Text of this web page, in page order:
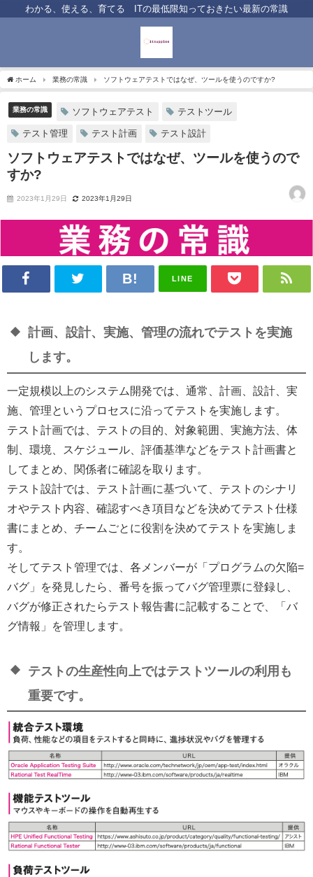
わかる、使える、育てる ITの最低限知っておきたい最新の常識
ホーム 業務の常識 ソフトウェアテストではなぜ、ツールを使うのですか?
業務の常識 ソフトウェアテスト テストツール
テスト管理 テスト計画 テスト設計
ソフトウェアテストではなぜ、ツールを使うので
すか?
2023年1月29日 2023年1月29日
LINE
計画、設計、実施、管理の流れでテストを実施
します。
一定規模以上のシステム開発では、通常、計画、設計、実
施、管理というプロセスに沿ってテストを実施します。
テスト計画では、テストの目的、対象範囲、実施方法、体
制、環境、スケジュール、評価基準などをテスト計画書と
してまとめ、関係者に確認を取ります。
テスト設計では、テスト計画に基づいて、テストのシナリ
オやテスト内容、確認すべき項目などを決めてテスト仕様
書にまとめ、チームごとに役割を決めてテストを実施しま
す。
そしてテスト管理では、各メンバーが「プログラムの欠陥=
バグ」を発見したら、番号を振ってバグ管理票に登録し、
バグが修正されたらテスト報告書に記載することで、「バ
グ情報」を管理します。
テストの生産性向上ではテストツールの利用も
重要です。